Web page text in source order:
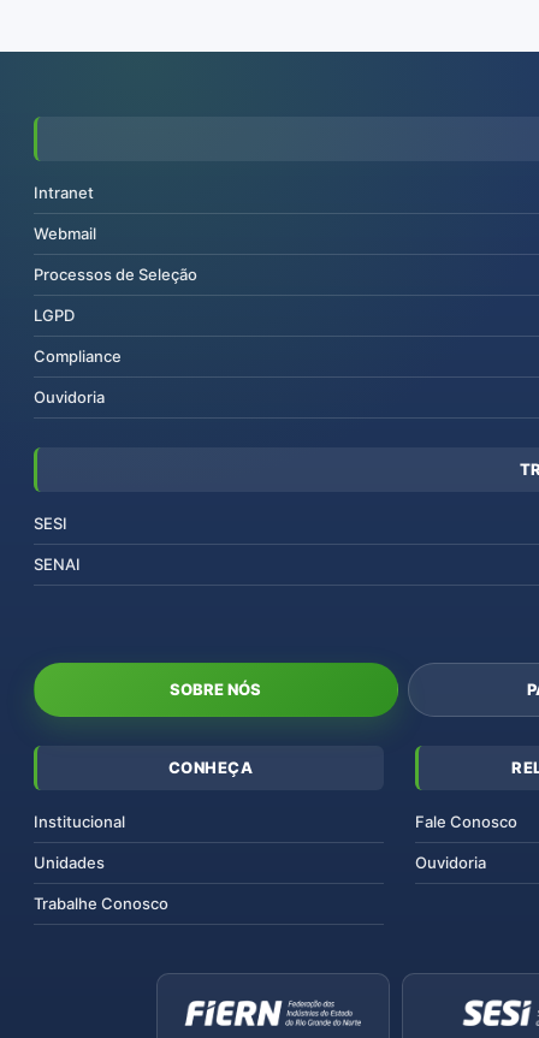
Intranet
Webmail
Processos de Seleção
LGPD
Compliance
Ouvidoria
SESI
SENAI
SOBRE NÓS
CONHEÇA
Institucional
Unidades
Trabalhe Conosco
Fale Conosco
Ouvidoria